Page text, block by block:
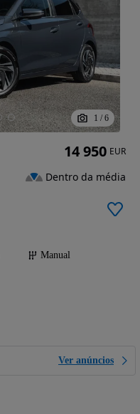
1 / 6
Manual
Ver anúncios
14 950 EUR
Dentro da média